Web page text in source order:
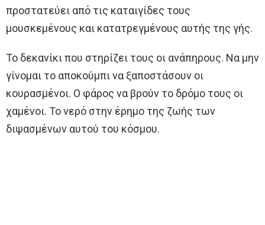
προστατεύει από τις καταιγίδες τους
μουσκεμένους και κατατρεγμένους αυτής της γής.
Το δεκανίκι που στηρίζει τους οι ανάπηρους. Να μην
γίνομαι το αποκούμπι να ξαποστάσουν οι
κουρασμένοι. Ο φάρος να βρούν το δρόμο τους οι
χαμένοι. Το νερό στην έρημο της ζωής των
διψασμένων αυτού του κόσμου.